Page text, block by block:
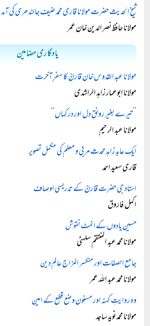
شیخ الحدیث حضرت مولانا قاری محمد حنیف جالندھری کی آمد
مولانا حافظ نصر الدین خان عمر
یادگاری مضامین
مولانا عبد القدوس خان قارنؒ کا سفرِ آخرت
مولانا ابوعمار زاہد الراشدی
’’تیرے بغیر رونقِ دل اور در کہاں‘‘
مولانا عبد الرحیم
ایک عابد زاہد محدث مربی و معلم کی مکمل تصویر
قاری سعید احمد
استاد جی حضرت قارنؒ کے تدریسی اوصاف
اکمل فاروق
حسین یادوں کے انمٹ نقوش
مولانا محمد عبد المنتقم سلہٹی
جامع الصفات اور منکسر المزاج عالمِ دین
مولانا محمد عبد اللہ عمر
وہ روایتِ کہنہ اور مسنون وضع قطع کے امین
مولانا محمد نوید ساجد